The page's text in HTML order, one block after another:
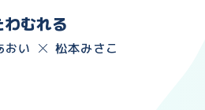
わむれる
おい 松本みさこ